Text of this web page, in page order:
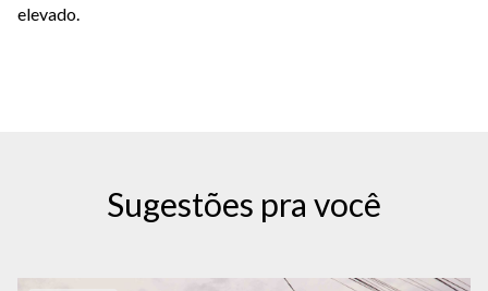
elevado.
Sugestões pra você